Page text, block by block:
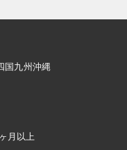
国九州沖縄
月以上